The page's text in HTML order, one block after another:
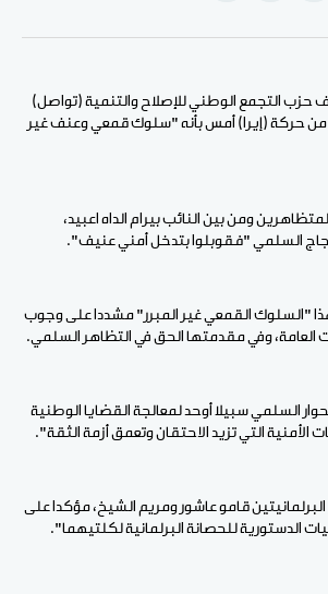
لينكد WhatsApp
الإيميل
حزب التجمع الوطني للإصلاح والتنمية (تواصل)
حركة (إيرا) أمس بأنه "سلوك قمعي وعنف غير
ومن بين النائب بيرام الداه اعبيد،
السلمي "فقوبلوا بتدخل أمني عنيف".
"السلوك القمعي غير المبرر" مشددا على وجوب
العامة، وفي مقدمتها الحق في التظاهر السلمي.
السلمي سبيلا أوحد لمعالجة القضايا الوطنية
الأمنية التي تزيد الاحتقان وتعمق أزمة الثقة".
قامو عاشور ومريم الشيخ، مؤكدا على
الدستورية للحصانة البرلمانية لكلتيهما".